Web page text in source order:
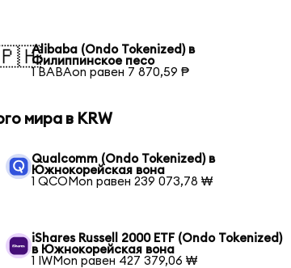
Alibaba (Ondo Tokenized) в
Филиппинское песо
1 BABAon равен 7 870,59 ₱
мира в KRW
Qualcomm (Ondo Tokenized) в
Южнокорейская вона
1 QCOMon равен 239 073,78 ₩
iShares Russell 2000 ETF (Ondo Tokenized)
в Южнокорейская вона
1 IWMon равен 427 379,06 ₩